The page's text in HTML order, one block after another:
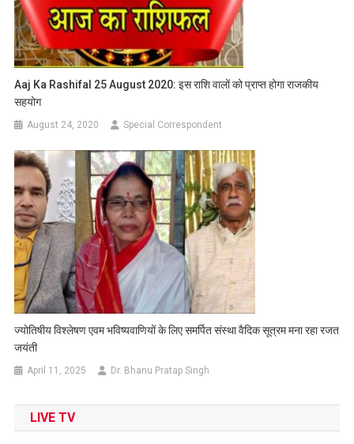
Aaj Ka Rashifal 25 August 2020: इस राशि वालों को प्राप्त होगा राजकीय
सहयोग
August 24, 2020 Special Correspondent
ज्योतिषीय विश्लेषण एवम भविष्यवाणियों के लिए समर्पित संस्था वैदिक सूत्रम मना रहा रजत
जयंती
April 11, 2025 Dr. Bhanu Pratap Singh
LIVE TV